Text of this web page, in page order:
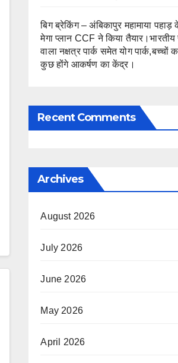
बिग ब्रेकिंग – अंबिकापुर महामाया
मेगा प्लान CCF ने किया
वाला नक्षत्र पार्क समेत योग पार्क,बच्चों
कुछ होंगे आकर्षण का केंद्र।
Recent Comments
Archives
August 2026
July 2026
June 2026
May 2026
April 2026